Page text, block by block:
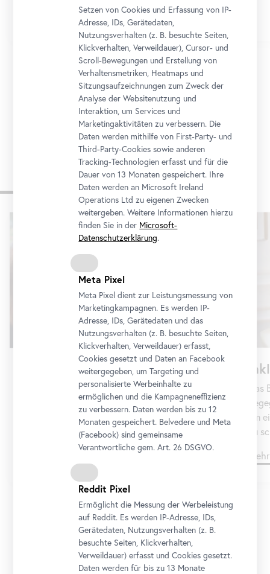
1/12
Zum Programmkalender
Museum für alle
Sie planen einen individuellen Museumsbesuch
mit einer Gruppe – wählen Sie aus dem Angebot
und senden Sie uns Ihre Terminanfrage.
um
zu
1/8
Setzen von Cookies und Erfassung von IP-
Adresse, IDs, Gerätedaten,
Nutzungsverhalten (z. B. besuchte Seiten,
Klickverhalten, Verweildauer), Cursor- und
Scroll-Bewegungen und Erstellung von
Verhaltensmetriken, Heatmaps und
Sitzungsaufzeichnungen zum Zweck der
Analyse der Websitenutzung und
Interaktion, um Services und
Marketingaktivitäten zu verbessern. Die
Daten werden mithilfe von First-Party- und
Third-Party-Cookies sowie anderen
Tracking-Technologien erfasst und für die
Dauer von 13 Monaten gespeichert. Ihre
Daten werden an Microsoft Ireland
Operations Ltd zu eigenen Zwecken
weitergeben. Weitere Informationen hierzu
finden Sie in der Microsoft-
Datenschutzerklärung.
Meta Pixel
Meta Pixel dient zur Leistungsmessung von
Marketingkampagnen. Es werden IP-
Adresse, IDs, Gerätedaten und das
Nutzungsverhalten (z. B. besuchte Seiten,
Klickverhalten, Verweildauer) erfasst,
Cookies gesetzt und Daten an Facebook
weitergegeben, um Targeting und
personalisierte Werbeinhalte zu
ermöglichen und die Kampagneneffizienz
zu verbessern. Daten werden bis zu 12
Monaten gespeichert. Belvedere und Meta
(Facebook) sind gemeinsame
Verantwortliche gem.Art. 26 DSGVO.
Reddit Pixel
Ermöglicht die Messung der Werbeleistung
auf Reddit. Es werden IP-Adresse, IDs,
Gerätedaten, Nutzungsverhalten (z. B.
besuchte Seiten, Klickverhalten,
Verweildauer) erfasst und Cookies gesetzt.
Daten werden für bis zu 13 Monate